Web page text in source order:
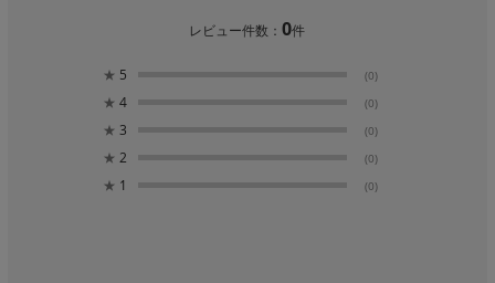
レビュー件数：0件
★ 5 (0)
★ 4 (0)
★ 3 (0)
★ 2 (0)
★ 1 (0)